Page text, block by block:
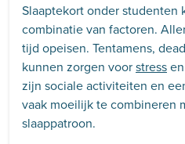
Slaaptekort onder studenten
combinatie van factoren.
tijd opeisen. Tentamens,
kunnen zorgen voorstress
zijn sociale activiteiten en
vaak moeilijk te combineren
slaappatroon.